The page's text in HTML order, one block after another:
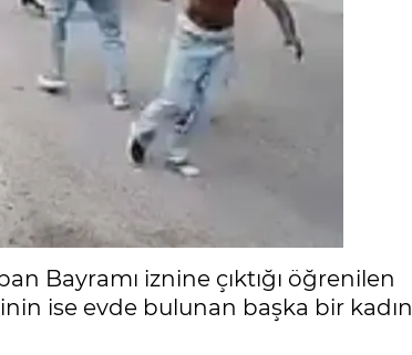
Bayramı iznine çıktığı öğrenilen
ise evde bulunan başka bir kadın